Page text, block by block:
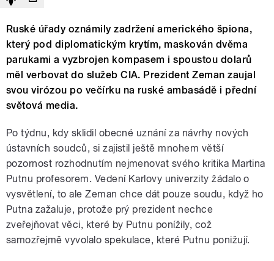
Ruské úřady oznámily zadržení amerického špiona,
který pod diplomatickým krytím, maskován dvěma
parukami a vyzbrojen kompasem i spoustou dolarů
měl verbovat do služeb CIA. Prezident Zeman zaujal
svou virózou po večírku na ruské ambasádě i přední
světová media.
Po týdnu, kdy sklidil obecné uznání za návrhy nových
ústavních soudců, si zajistil ještě mnohem větší
pozornost rozhodnutím nejmenovat svého kritika Martina
Putnu profesorem. Vedení Karlovy univerzity žádalo o
vysvětlení, to ale Zeman chce dát pouze soudu, když ho
Putna zažaluje, protože prý prezident nechce
zveřejňovat věci, které by Putnu ponížily, což
samozřejmě vyvolalo spekulace, které Putnu ponižují.